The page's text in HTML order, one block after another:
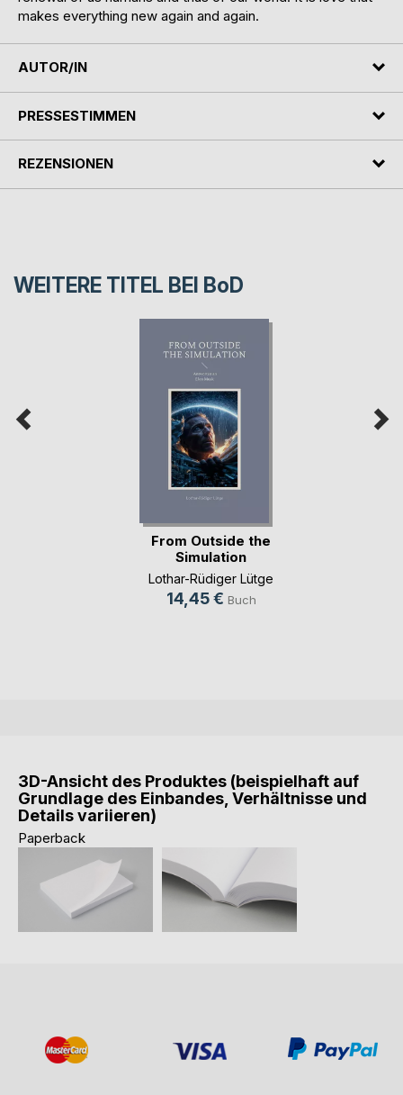
makes everything new again and again.
AUTOR/IN
PRESSESTIMMEN
REZENSIONEN
WEITERE TITEL BEI BoD
From Outside the
Simulation
Lothar-Rüdiger Lütge
14,45 € Buch
3D-Ansicht des Produktes (beispielhaft auf
Grundlage des Einbandes, Verhältnisse und
Details variieren)
Paperback